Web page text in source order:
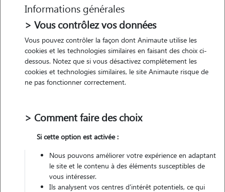
5/5 (5 avis)
• 69 ans
chez le Pet Sitter
1 animal Maison
Véhiculé
Informations générales
> Vous contrôlez vos données
Vous pouvez contrôler la façon dont Animaute utilise les
cookies et les technologies similaires en faisant des choix ci-
dessous. Notez que si vous désactivez complètement les
cookies et technologies similaires, le site Animaute risque de
ne pas fonctionner correctement.
> Comment faire des choix
Si cette option est activée :
Nous pouvons améliorer votre expérience en adaptant
le site et le contenu à des éléments susceptibles de
vous intéresser.
Ils analysent vos centres d'intérêt potentiels, ce qui